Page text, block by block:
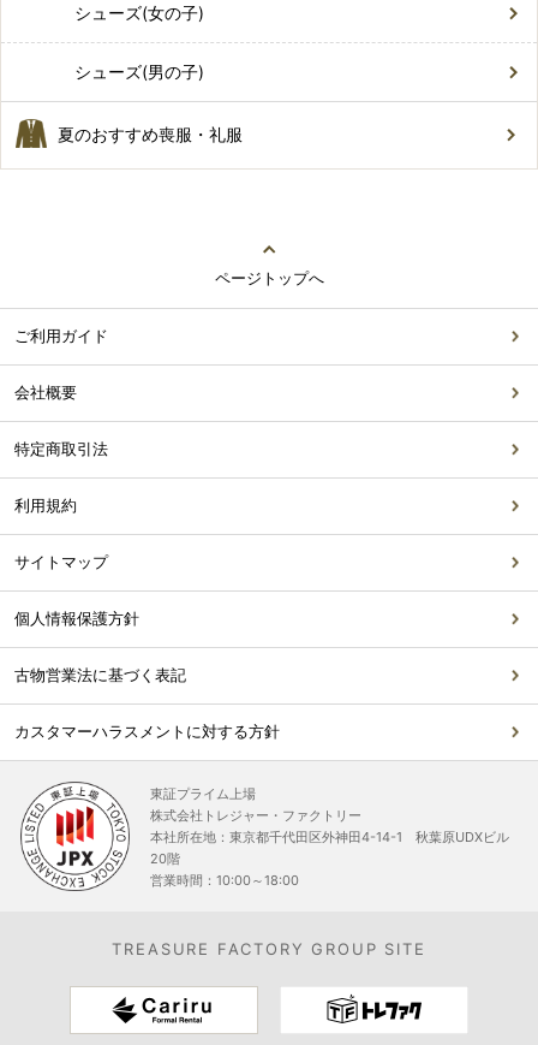
シューズ(女の子)
シューズ(男の子)
夏のおすすめ喪服・礼服
ページトップへ
ご利用ガイド
会社概要
特定商取引法
利用規約
サイトマップ
個人情報保護方針
古物営業法に基づく表記
カスタマーハラスメントに対する方針
東証プライム上場
株式会社トレジャー・ファクトリー
本社所在地：東京都千代田区外神田4-14-1 秋葉原UDXビル
20階
営業時間：10:00～18:00
TREASURE FACTORY GROUP SITE